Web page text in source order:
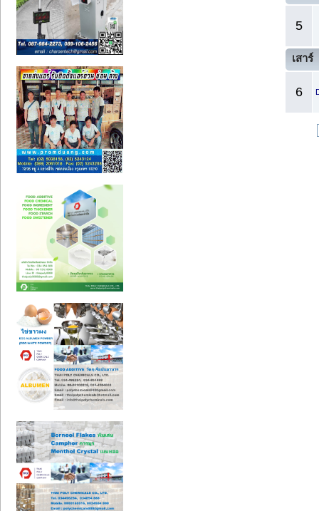
5
เสาร์
6